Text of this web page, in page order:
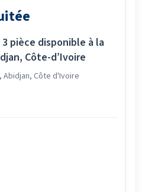
pièce disponible à la
Côte-d’Ivoire
Abidjan, Côte d'Ivoire